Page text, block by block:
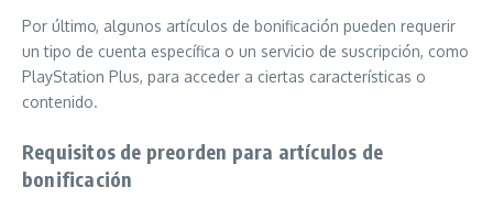
Por último, algunos artículos de bonificación pueden requerir
un tipo de cuenta específica o un servicio de suscripción, como
PlayStation Plus, para acceder a ciertas características o
contenido.
Requisitos de preorden para artículos de
bonificación